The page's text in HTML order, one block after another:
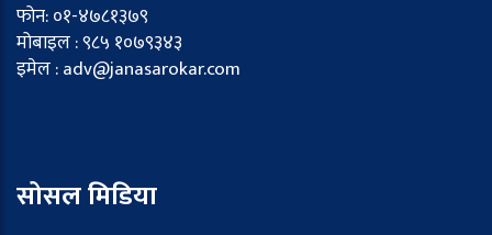
फोन: ०१-४७८१३७९
मोबाइल : ९८५ १०७९३४३
इमेल : adv@janasarokar.com
सोसल मिडिया